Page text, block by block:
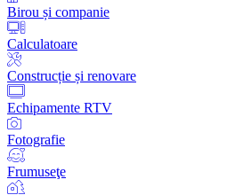
Birou și companie
Calculatoare
Construcție și renovare
Echipamente RTV
Fotografie
Frumuseţe